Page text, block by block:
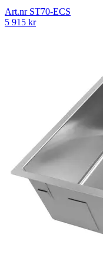
Art.nr ST70-ECS
5 915 kr